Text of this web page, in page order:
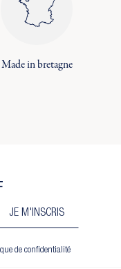
Made in bretagne
de confidentialité